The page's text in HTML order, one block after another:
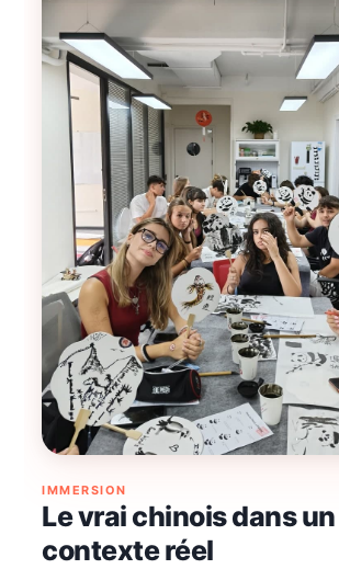
IMMERSION
Le vrai chinois dans un
contexte réel